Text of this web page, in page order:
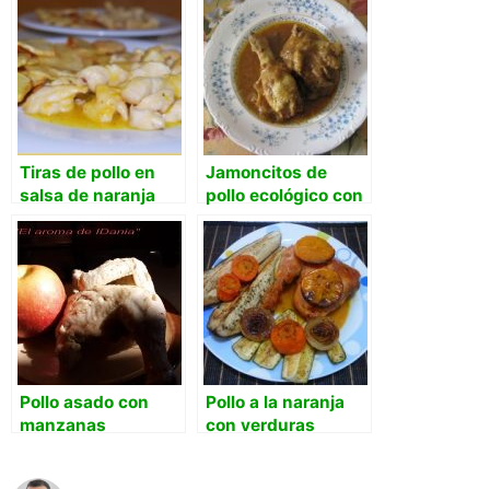
Tiras de pollo en
salsa de naranja
dulce
Jamoncitos de
pollo ecológico con
cerveza, nata y
curry
Pollo asado con
manzanas
Pollo a la naranja
con verduras